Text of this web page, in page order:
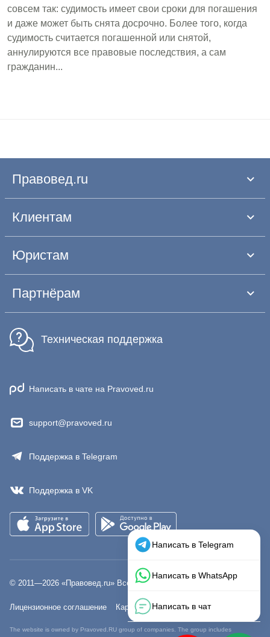
совсем так: судимость имеет свои сроки для погашения
и даже может быть снята досрочно. Более того, когда
судимость считается погашенной или снятой,
аннулируются все правовые последствия, а сам
гражданин...
Правовед.ru
Клиентам
Юристам
Партнёрам
Техническая поддержка
Написать в чате на Pravoved.ru
support@pravoved.ru
Поддержка в Telegram
Поддержка в VK
© 2011—2026 «Правовед.ru» Все права защищены.
Лицензионное соглашение Карта сайта
The website is owned by Pravoved.RU group of companies. The group includes